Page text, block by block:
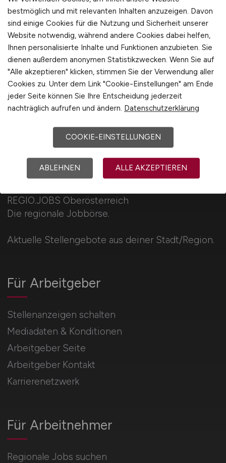
Unternehmensberatung / Wirtschaftsprüfung
Verwaltung
Gewerbe allgemein
Industrie allgemein
Wirtschaft allgemein
Sonstige
1
REGIO.JOBS
REGIO.JOBS Oberösterreich
Die regionale Jobbörse.
Aktuelle Stellengebote aus deiner Stadt/Region.
Für Arbeitnehmer
Regionale Jobs suchen
Für Arbeitgeber
Stellenanzeigen schalten
Mediadaten & Konditionen
Arbeitgeber Seite
Arbeitgeber Kontakt
Karrierenetzwerk
bestmöglich und mit relevanten Inhalten anzuzeigen. Davon
sind einige Cookies für die Nutzung und Sicherheit unserer
Website notwendig, während andere Cookies dabei helfen,
Ihnen personalisierte Inhalte und Funktionen anzubieten. Sie
dienen außerdem anonymen Statistikzwecken. Wenn Sie auf
"Alle akzeptieren" klicken, stimmen Sie der Verwendung aller
Cookies zu. Unter dem Link "Cookie-Einstellungen" am Ende
jeder Seite können Sie Ihre Entscheidung jederzeit
nachträglich aufrufen und ändern. Datenschutzerklärung
COOKIE-EINSTELLUNGEN
ABLEHNEN ALLE AKZEPTIEREN